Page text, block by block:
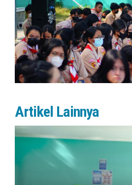
Artikel Lainnya